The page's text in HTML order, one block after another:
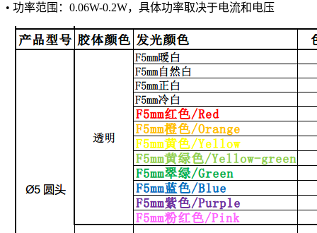
• 功率范围：0.06W-0.2W，具体功率取决于电流和电压